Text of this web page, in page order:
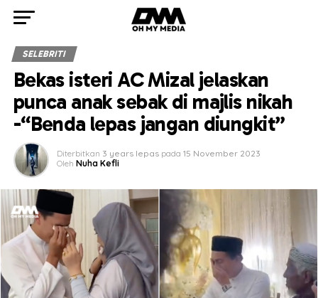
SELEBRITI
Bekas isteri AC Mizal jelaskan
punca anak sebak di majlis nikah
-“Benda lepas jangan diungkit”
Diterbitkan 3 years lepas pada 15 November 2023
Oleh Nuha Kefli